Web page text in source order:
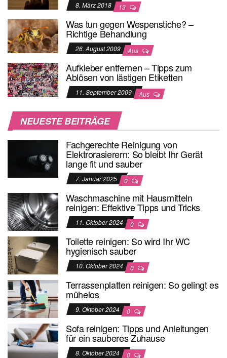
8. März 2018 13
Was tun gegen Wespenstiche? –
Richtige Behandlung
26. August 2009 Aus
Aufkleber entfernen – Tipps zum
Ablösen von lästigen Etiketten
11. September 2009 Aus
NEUESTE BEITRÄGE
Fachgerechte Reinigung von
Elektrorasierern: So bleibt Ihr Gerät
lange fit und sauber
7. Januar 2025 0
Waschmaschine mit Hausmitteln
reinigen: Effektive Tipps und Tricks
11. Oktober 2024 0
Toilette reinigen: So wird Ihr WC
hygienisch sauber
10. Oktober 2024 0
Terrassenplatten reinigen: So gelingt es
mühelos
9. Oktober 2024 0
Sofa reinigen: Tipps und Anleitungen
für ein sauberes Zuhause
8. Oktober 2024 0